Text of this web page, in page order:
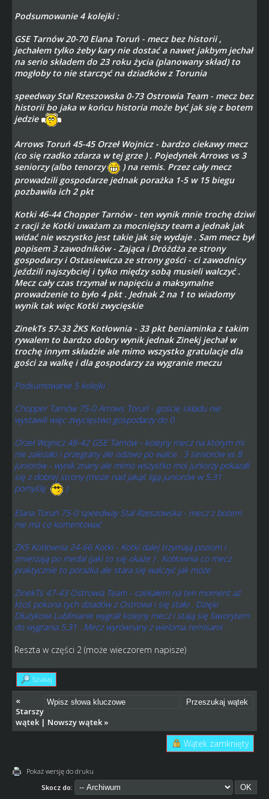
Podsumowanie 4 kolejki :
GSE Tarnów 20-70 Elana Toruń - mecz bez historii ,
jechałem tylko żeby kary nie dostać a nawet jakbym jechał
na serio składem do 23 roku życia (planowany skład) to
mogłoby to nie starczyć na dziadków z Torunia
speedway Stal Rzeszowska 0-73 Ostrowia Team - mecz bez
historii bo jaka w końcu historia może być jak się z botem
jedzie
Arrows Toruń 45-45 Orzeł Wojnicz - bardzo ciekawy mecz
(co się rzadko zdarza w tej grze ) . Pojedynek Arrows vs 3
seniorzy (albo tenorzy
) na remis. Przez cały mecz
prowadzili gospodarze jednak porażka 1-5 w 15 biegu
pozbawiła ich 2 pkt
Kotki 46-44 Chopper Tarnów - ten wynik mnie trochę dziwi
z racji że Kotki uważam za mocniejszy team a jednak jak
widać nie wszystko jest takie jak się wydaje . Sam mecz był
popisem 3 zawodników - Zająca i Dróżdża ze strony
gospodarzy i Ostasiewicza ze strony gości - ci zawodnicy
jeździli najszybciej i tylko między sobą musieli walczyć .
Mecz cały czas trzymał w napięciu a maksymalne
prowadzenie to było 4 pkt . Jednak 2 na 1 to wiadomy
wynik tak więc Kotki zwycięskie
ZinekTs 57-33 ŻKS Kotłownia - 33 pkt beniaminka z takim
rywalem to bardzo dobry wynik jednak Zinekj jechał w
trochę innym składzie ale mimo wszystko gratulacje dla
gości za walkę i dla gospodarzy za wygranie meczu
Podsumowanie 5 kolejki :
Chopper Tarnów 75-0 Arrows Toruń - goście składu nie
wystawili więc zwycięstwo gospodarzy do 0
Orzeł Wojnicz 48-42 GSE Tarnów - kolejny mecz na którym mi
nie zależało i przegrany ale odziwo po walce . 3 seniorów vs 8
juniorów - wynik znany ale mimo wszystko moi juniorzy pokazali
się z dobrej strony (może nad jakąś ligą juniorów w 5.31
pomyślę
)
Elana Toruń 75-0 speedway Stal Rzeszowska - mecz z botem
nie ma co komentować
ŻKS Kotłownia 24-66 Kotki - Kotki dalej trzymają poziom i
zmierzają po medal (jaki to się okaże ) . Kotłownia co mecz
praktycznie to porażka ale stara się walczyć jak może
ZinekTs 47-43 Ostrowia Team - czekałem na ten moment aż
ktoś pokona tych dziadów z Ostrowa i się stało . Dzięki
Dłużykowi Lublinianie wygrali kolejny mecz i stają się faworytem
do wygrania 5.31 . Mecz wyrównany z wieloma remisami .
Reszta w części 2 (może wieczorem napisze)
Szukaj
«
Starszy
wątek| Nowszy wątek»
Wątek zamknięty
Pokaż wersję do druku
Skocz do: